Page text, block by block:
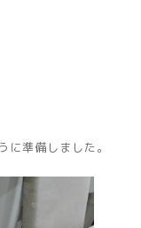
準備しました。